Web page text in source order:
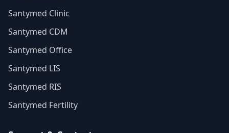
Santymed Clinic
Santymed CDM
Santymed Office
Santymed LIS
Santymed RIS
Santymed Fertility